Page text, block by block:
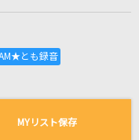
曲の一覧
カー]
MYリスト保存